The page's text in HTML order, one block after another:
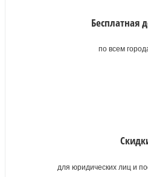
Бесплатная
по всем
для юридических лиц и